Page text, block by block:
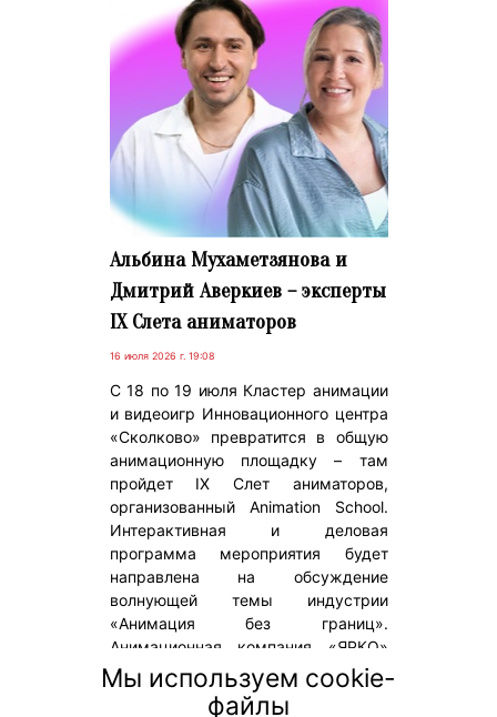
Альбина Мухаметзянова и
Дмитрий Аверкиев – эксперты
IX Слета аниматоров
16 июля 2026 г. 19:08
С 18 по 19 июля Кластер анимации
и видеоигр Инновационного центра
«Сколково» превратится в общую
анимационную площадку – там
пройдет IX Слет аниматоров,
организованный Animation School.
Интерактивная и деловая
программа мероприятия будет
направлена на обсуждение
волнующей темы индустрии
«Анимация без границ».
Анимационная компания «ЯРКО»
(входит в «Газпром-Медиа
Холдинг») – один из ключевых
Мы используем cookie-
файлы